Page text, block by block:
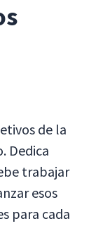
de la
Dedica
trabajar
esos
para cada